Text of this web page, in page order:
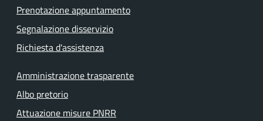
Prenotazione appuntamento
Segnalazione disservizio
Richiesta d'assistenza
Amministrazione trasparente
Albo pretorio
Attuazione misure PNRR